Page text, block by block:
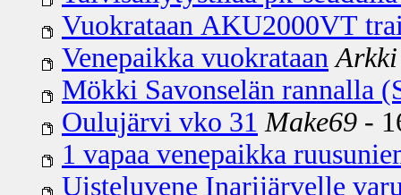
Vuokrataan AKU2000VT
Venepaikka vuokrataan Arkki
Mökki Savonselän rannalla
Oulujärvi vko 31 Make69 -
1 vapaa venepaikka
Uisteluvene Inarijärvelle